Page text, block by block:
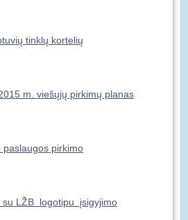
tinklų kortelių
m. viešųjų pirkimų planas
paslaugos pirkimo
su LŽB logotipu įsigyjimo